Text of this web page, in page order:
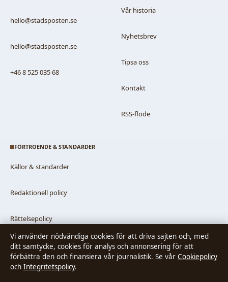
hello@stadsposten.se
hello@stadsposten.se
+46 8 525 035 68
Vår historia
Nyhetsbrev
Tipsa oss
Kontakt
RSS-flöde
FÖRTROENDE & STANDARDER
Källor & standarder
Redaktionell policy
Rättelsepolicy
Faktagranskningspolicy
Ägande & finansiering
Vi använder nödvändiga cookies för att driva sajten och, med
ditt samtycke, cookies för analys och annonsering för att
förbättra den och finansiera vår journalistik. Se vår Cookiepolicy
och Integritetspolicy.